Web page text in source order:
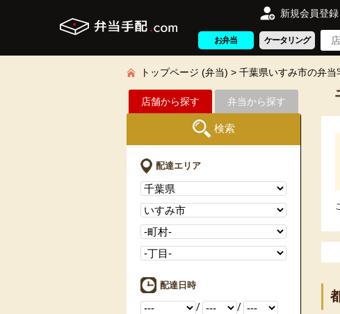
新規会員登録
お弁当 ケータリング
トップページ (弁当) 千葉県いすみ市の弁当
店舗から探す 弁当から探す
検索
配達エリア
配達日時
/ /